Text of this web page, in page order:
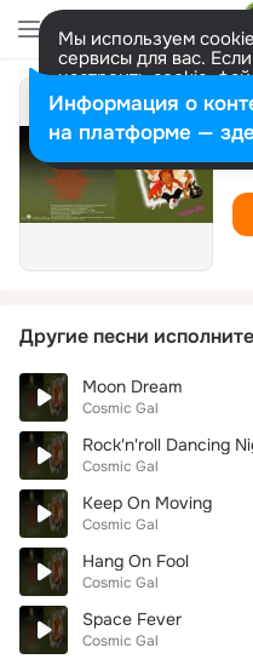
Мы используем
сервисы для вас.
настроить cookie-
представитель.
Разрешить все
Другие песни
Moon Dream
Cosmic Gal
Rock'n'roll Dancing
Cosmic Gal
Keep On Moving
Cosmic Gal
Hang On Fool
Cosmic Gal
Space Fever
Cosmic Gal
Информация о
на платформе —